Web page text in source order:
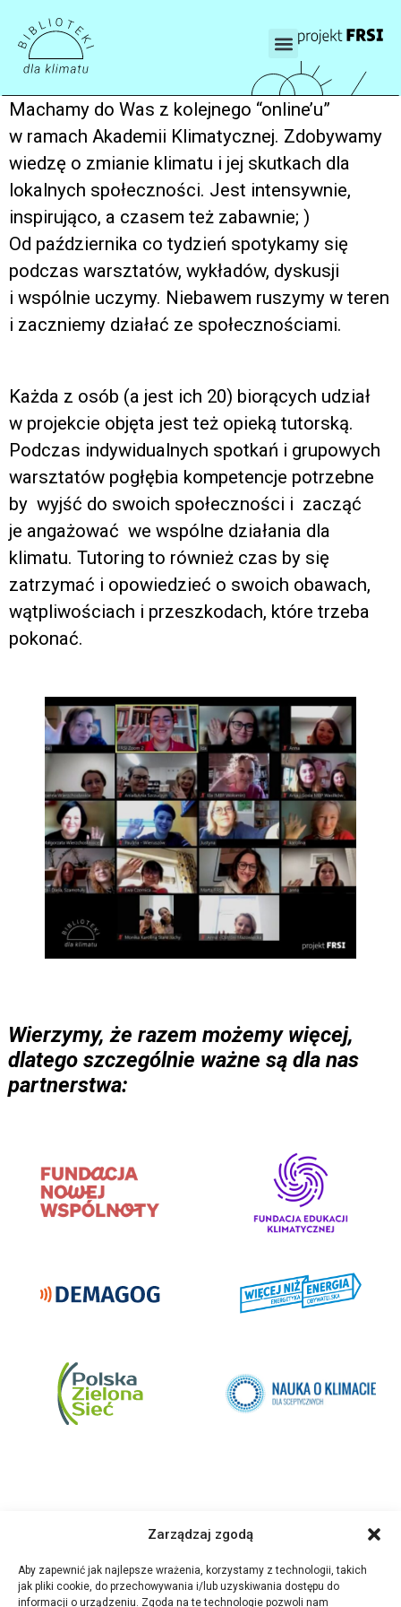
Zarządzaj zgodą
Aby zapewnić jak najlepsze wrażenia, korzystamy z technologii, takich
jak pliki cookie, do przechowywania i/lub uzyskiwania dostępu do
informacji o urządzeniu. Zgoda na te technologie pozwoli nam
Machamy do Was z kolejnego “online’u”
w ramach Akademii Klimatycznej. Zdobywamy
wiedzę o zmianie klimatu i jej skutkach dla
lokalnych społeczności. Jest intensywnie,
inspirująco, a czasem też zabawnie; )
Od października co tydzień spotykamy się
podczas warsztatów, wykładów, dyskusji
i wspólnie uczymy. Niebawem ruszymy w teren
i zaczniemy działać ze społecznościami.
Każda z osób (a jest ich 20) biorących udział
w projekcie objęta jest też opieką tutorską.
Podczas indywidualnych spotkań i grupowych
warsztatów pogłębia kompetencje potrzebne
by wyjść do swoich społeczności i zacząć
je angażować we wspólne działania dla
klimatu. Tutoring to również czas by się
zatrzymać i opowiedzieć o swoich obawach,
wątpliwościach i przeszkodach, które trzeba
pokonać.
Wierzymy, że razem możemy więcej,
dlatego szczególnie ważne są dla nas
partnerstwa: